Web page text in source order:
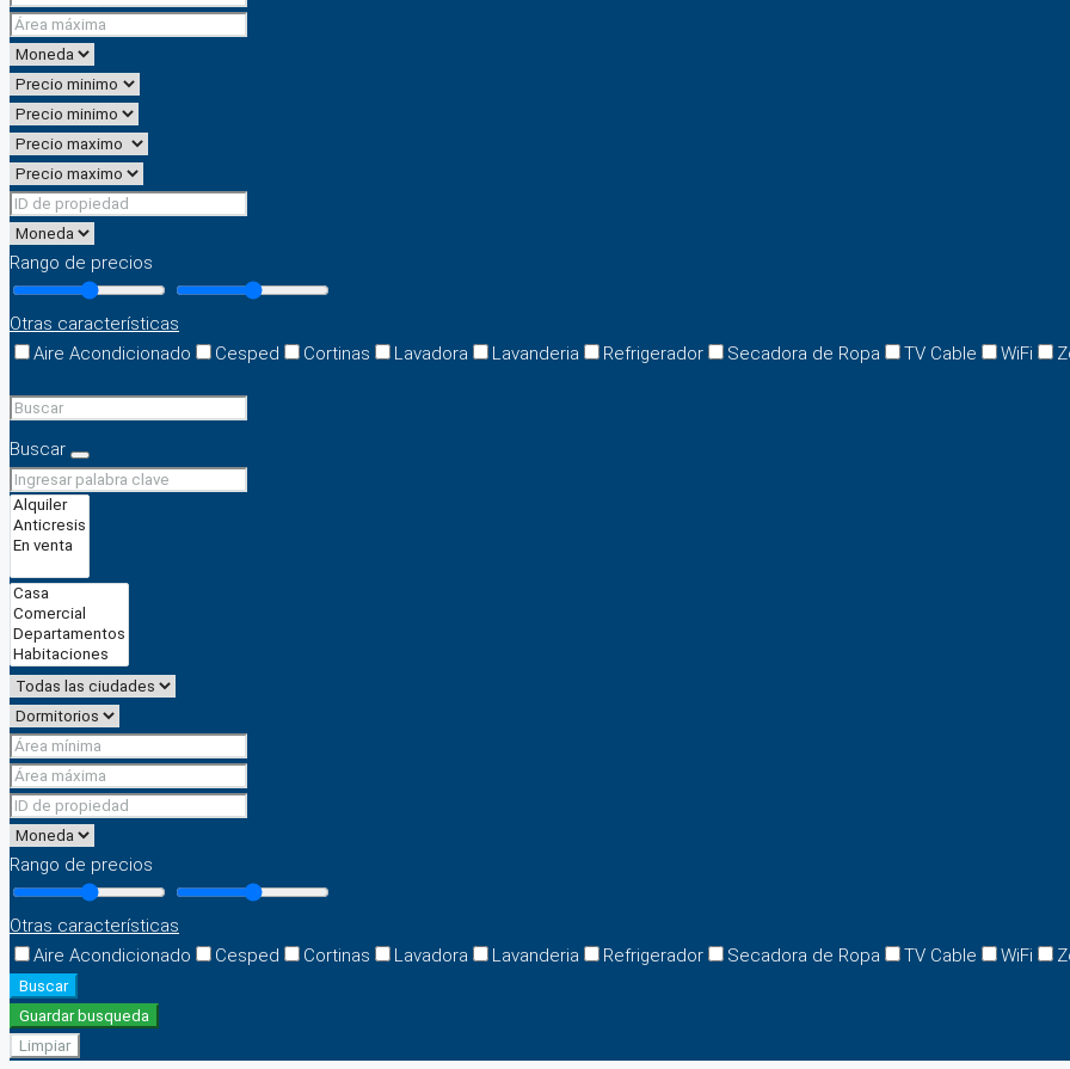
Rango de precios
Otras características
Aire Acondicionado
Cesped Cortinas Lavadora Lavanderia Refrigerador Secadora de Ropa TV Cable WiFi
Buscar
Rango de precios
Otras características
Aire Acondicionado
Cesped Cortinas Lavadora Lavanderia Refrigerador Secadora de Ropa TV Cable WiFi
Buscar
Guardar busqueda
Limpiar